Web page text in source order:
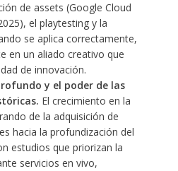
de assets (Google Cloud
el playtesting y la
se aplica correctamente,
en un aliado creativo que
de innovación.
y el poder de las
El crecimiento en la
de la adquisición de
hacia la profundización del
estudios que priorizan la
servicios en vivo,